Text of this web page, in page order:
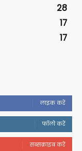
28
17
17
लाइक करें
फॉलो करें
सब्सक्राइब करें